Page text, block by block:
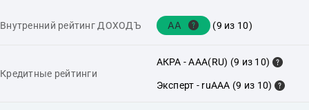
Внутренний рейтинг ДОХОДЪ AA (9 из 10)
Кредитные рейтинги
АКРА - AAA(RU) (9 из 10)
Эксперт - ruAAA (9 из 10)